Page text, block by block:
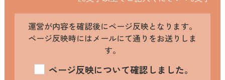
運営が内容を確認後にページ反映となります。
ページ反映時にはメールにて通りをお送りしま
す。
ページ反映について確認しました。